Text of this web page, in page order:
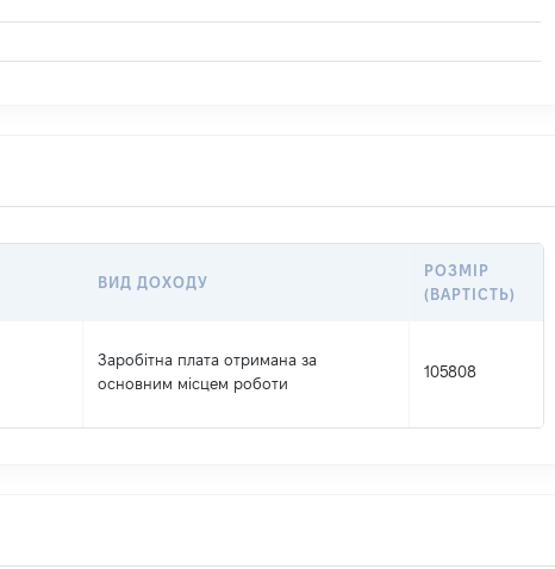
ВИД ДОХОДУ
РОЗМІР
(ВАРТІСТЬ)
Заробітна плата отримана за
основним місцем роботи
105808